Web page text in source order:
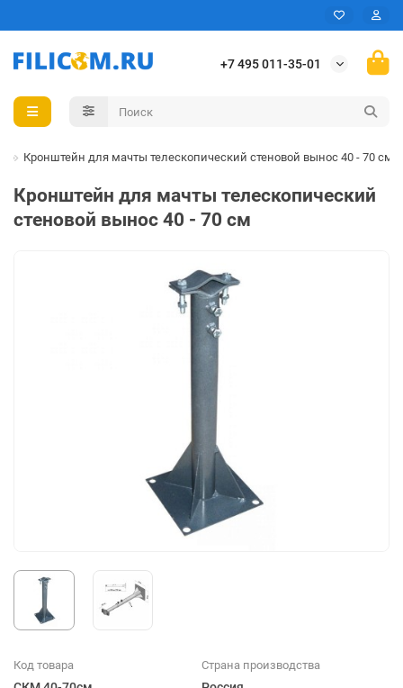
+7 495 011-35-01
Кронштейн для мачты телескопический стеновой вынос 40 - 70 см
Кронштейн для мачты телескопический
стеновой вынос 40 - 70 см
Код товара Страна производства